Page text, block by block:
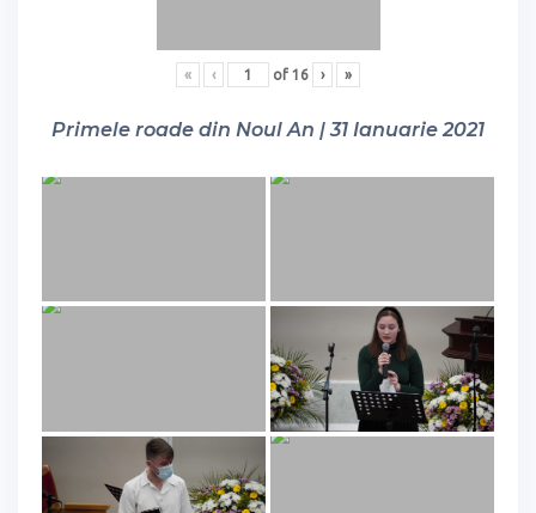
« ‹ of 16 › »
Primele roade din Noul An | 31 Ianuarie 2021